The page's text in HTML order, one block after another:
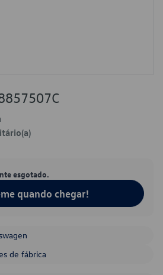
esgotado.
quando chegar!
de fábrica